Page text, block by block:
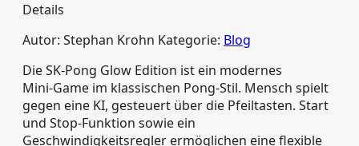
Details
Autor: Stephan Krohn Kategorie: Blog
Die SK‑Pong Glow Edition ist ein modernes
Mini‑Game im klassischen Pong‑Stil. Mensch spielt
gegen eine KI, gesteuert über die Pfeiltasten. Start
und Stop‑Funktion sowie ein
Geschwindigkeitsregler ermöglichen eine flexible